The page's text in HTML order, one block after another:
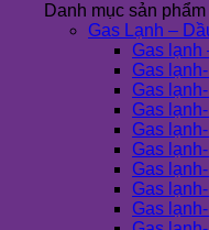
Danh mục sản phẩm
Gas Lạnh –
Gas lạnh
Gas
Gas
Gas
Gas
Gas
Gas
Gas
Gas